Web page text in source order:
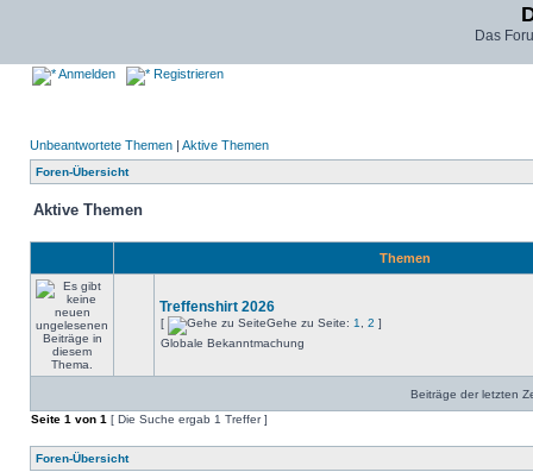
Das
Anmelden Registrieren
Unbeantwortete Themen | Aktive Themen
Foren-Übersicht
Aktive Themen
Themen
Treffenshirt 2026
[ Gehe zu Seite: 1 2 ]
Globale Bekanntmachung
Beiträge der letzten
Seite 1 von 1 [ Die Suche ergab 1 Treffer ]
Foren-Übersicht